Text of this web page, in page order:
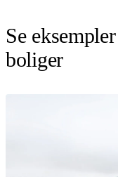
Se
boliger